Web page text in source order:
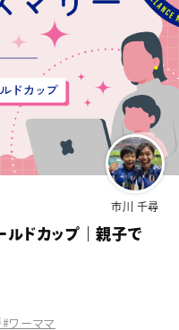
市川 千尋
ドカップ｜親子で
#ワーママ